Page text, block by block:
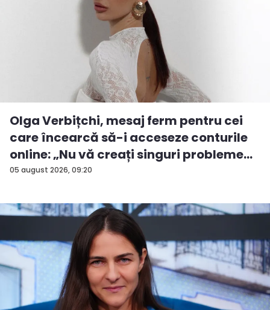
05 august 2026, 09:20
Olga Verbițchi, mesaj ferm pentru cei
care încearcă să-i acceseze conturile
online: „Nu vă creați singuri probleme...